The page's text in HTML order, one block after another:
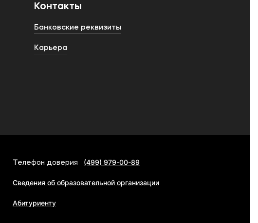
Контакты
Банковские реквизиты
Карьера
Телефон доверия (499) 979-00-89
Сведения об образовательной организации
Абитуриенту